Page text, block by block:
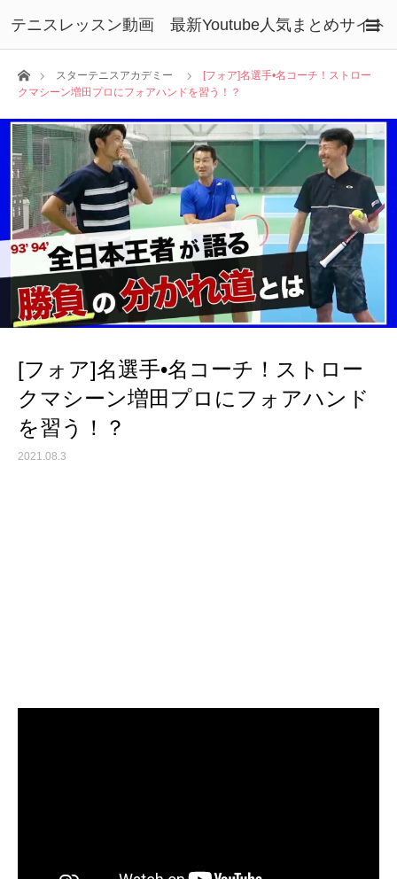
テニスレッスン動画 最新Youtube人気まとめサイト
ホームスターテニスアカデミー
[フォア]名選手•名コーチ！ストロー
クマシーン増田プロにフォアハンドを習う！？
[フォア]名選手•名コーチ！ストロー
クマシーン増田プロにフォアハンド
を習う！？
2021.08.3